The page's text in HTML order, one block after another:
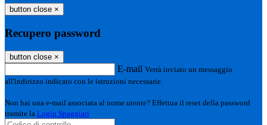
button close ×
Recupero password
button close ×
E-mail Verrà inviato un messaggio
all'indirizzo indicato con le istruzioni necessarie.
Non hai una e-mail associata al nome utente? Effettua il reset della password
tramite la Login Spaggiari